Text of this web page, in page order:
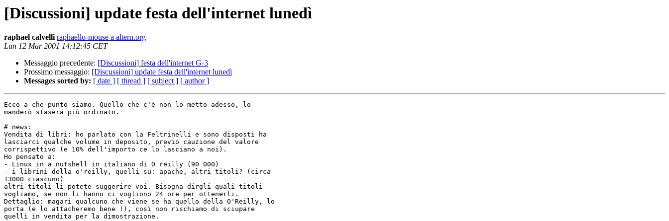
[Discussioni] update festa dell'internet lunedì
raphael calvelli raphaello-mouse a altern.org
Lun 12 Mar 2001 14:12:45 CET
Messaggio precedente: [Discussioni] festa dell'internet G-3
Prossimo messaggio: [Discussioni] update festa dell'internet lunedì
Messages sorted by: [ date ] [ thread ] [ subject ] [ author ]
Ecco a che punto siamo. Quello che c'è non lo metto adesso, lo
manderò stasera più ordinato.
# news:
Vendita di libri: ho parlato con la Feltrinelli e sono disposti ha
lasciarci qualche volume in deposito, previo cauzione del valore
corrispettivo (e 10% dell'importo ce lo lasciano a noi).
Ho pensato a:
- Linux in a nutshell in italiano di O reilly (90 000)
- i librini della o'reilly, quelli su: apache, altri titoli? (circa
13000 ciascuno)
altri titoli li potete suggerire voi. Bisogna dirgli quali titoli
vogliamo, se non li hanno ci vogliono 24 ore per ottenerli.
Dettaglio: magari qualcuno che viene se ha quello della O'Reilly, lo
porta (e lo attacheremo bene !), così non rischiamo di sciupare
quelli in vendita per la dimostrazione.